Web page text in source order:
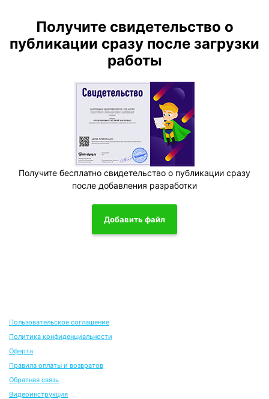
Получите свидетельство о
публикации сразу после загрузки
работы
Получите бесплатно свидетельство о публикации сразу
после добавления разработки
Добавить файл
Пользовательское соглашение
Политика конфиденциальности
Оферта
Правила оплаты и возвратов
Обратная связь
Видеоинструкция